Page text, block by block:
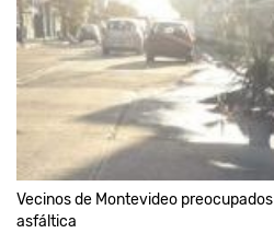
Vecinos de Montevideo
asfáltica